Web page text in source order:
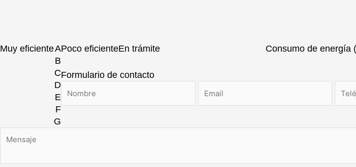
Muy eficiente Consumo de energía
A
B
C
D
E
F
G
Poco eficienteEn trámite
Formulario de contacto